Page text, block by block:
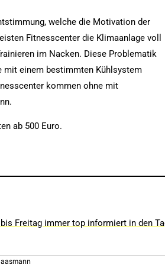
welche die Motivation der
Fitnesscenter die Klimaanlage voll
im Nacken. Diese Problematik
mit einem bestimmten Kühlsystem
kommen ohne mit
ab 500 Euro.
Freitag immer top informiert in den